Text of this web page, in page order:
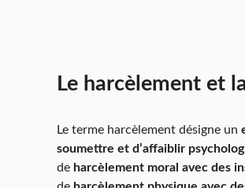
Le harcèlement et
Le terme harcèlement désigne un
soumettre et d’affaiblir
de harcèlement moral avec des